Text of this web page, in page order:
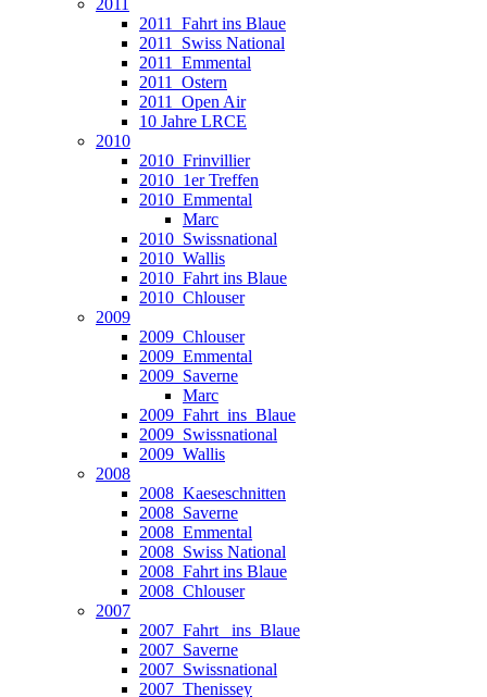
2011
2011_Fahrt ins Blaue
2011_Swiss National
2011_Emmental
2011_Ostern
2011_Open Air
10 Jahre LRCE
2010
2010_Frinvillier
2010_1er Treffen
2010_Emmental
Marc
2010_Swissnational
2010_Wallis
2010_Fahrt ins Blaue
2010_Chlouser
2009
2009_Chlouser
2009_Emmental
2009_Saverne
Marc
2009_Fahrt_ins_Blaue
2009_Swissnational
2009_Wallis
2008
2008_Kaeseschnitten
2008_Saverne
2008_Emmental
2008_Swiss National
2008_Fahrt ins Blaue
2008_Chlouser
2007
2007_Fahrt_ ins_Blaue
2007_Saverne
2007_Swissnational
2007_Thenissey